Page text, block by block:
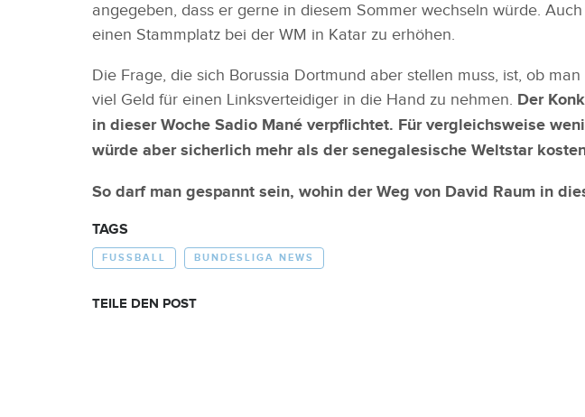
angegeben, dass er gerne in diesem Sommer wechseln würde.
einen Stammplatz bei der WM in Katar zu erhöhen.
Die Frage, die sich Borussia Dortmund aber stellen muss, ist, ob
viel Geld für einen Linksverteidiger in die Hand zu nehmen. Der
in dieser Woche Sadio Mané verpflichtet. Für vergleichsweise
würde aber sicherlich mehr als der senegalesische Weltstar
So darf man gespannt sein, wohin der Weg von David Raum in
TAGS
FUSSBALL BUNDESLIGA NEWS
TEILE DEN POST